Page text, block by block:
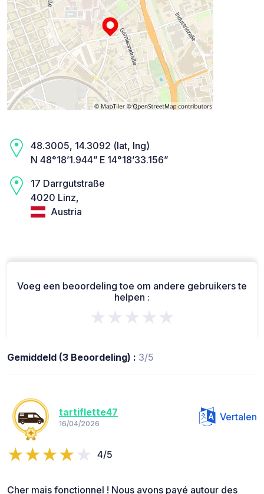
48.3005, 14.3092 (lat, lng)
N 48°18’1.944” E 14°18’33.156”
17 Darrgutstraße
4020 Linz,
Austria
Voeg een beoordeling toe om andere gebruikers te
helpen :
★★★★★
Gemiddeld (3 Beoordeling) : 3/5
tartiflette47
16/04/2026
Vertalen
4/5
Cher mais fonctionnel ! Nous avons payé autour des